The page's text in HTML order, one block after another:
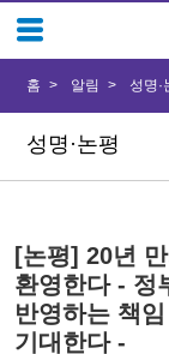
성명·논평
홈 알림 성명·
[논평] 20년
환영한다 - 정
반영하는 책
기대한다 -